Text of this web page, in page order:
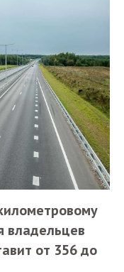
владельцев
от 356 до